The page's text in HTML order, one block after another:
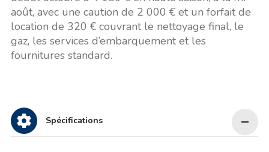
août, avec une caution de 2 000 € et un forfait de
location de 320 € couvrant le nettoyage final, le
gaz, les services d’embarquement et les
fournitures standard.
Spécifications